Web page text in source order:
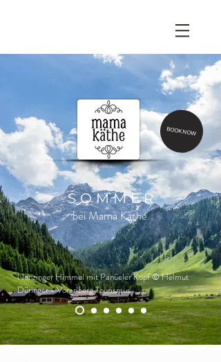
BOOK NOW
SOMMER
bei Mama Käthe
Nenzinger Himmel mit Panüeler Kopf © Helmut
Düringer - Vorarlberg Tourismus